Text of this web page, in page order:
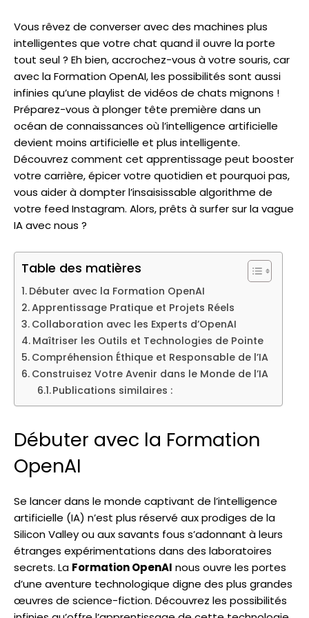
Vous rêvez de converser avec des machines plus
intelligentes que votre chat quand il ouvre la porte
tout seul ? Eh bien, accrochez-vous à votre souris, car
avec la Formation OpenAI, les possibilités sont aussi
infinies qu’une playlist de vidéos de chats mignons !
Préparez-vous à plonger tête première dans un
océan de connaissances où l’intelligence artificielle
devient moins artificielle et plus intelligente.
Découvrez comment cet apprentissage peut booster
votre carrière, épicer votre quotidien et pourquoi pas,
vous aider à dompter l’insaisissable algorithme de
votre feed Instagram. Alors, prêts à surfer sur la vague
IA avec nous ?
Table des matières
Débuter avec la Formation OpenAI
Apprentissage Pratique et Projets Réels
Collaboration avec les Experts d’OpenAI
Maîtriser les Outils et Technologies de Pointe
Compréhension Éthique et Responsable de l’IA
Construisez Votre Avenir dans le Monde de l’IA
Publications similaires :
Débuter avec la Formation
OpenAI
Se lancer dans le monde captivant de l’intelligence
artificielle (IA) n’est plus réservé aux prodiges de la
Silicon Valley ou aux savants fous s’adonnant à leurs
étranges expérimentations dans des laboratoires
secrets. La Formation OpenAI nous ouvre les portes
d’une aventure technologique digne des plus grandes
œuvres de science-fiction. Découvrez les possibilités